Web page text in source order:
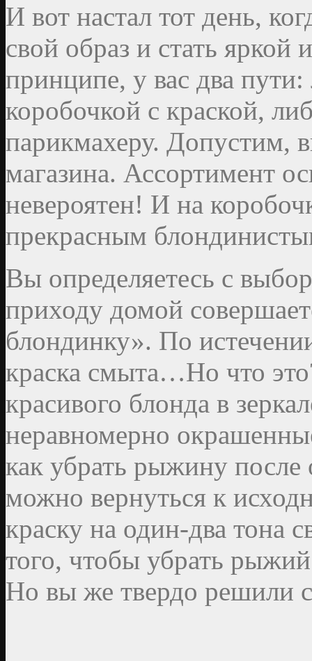
И вот настал тот день,
свой образ и стать
принципе, у вас два
коробочкой с краской,
парикмахеру. Допустим,
магазина. Ассортимент
невероятен! И на
прекрасным
Вы определяетесь с
приходу домой
блондинку». По
краска смыта…Но что
красивого блонда в
неравномерно
как убрать рыжину после
можно вернуться к
краску на один-два тона
того, чтобы убрать
Но вы же твердо решили